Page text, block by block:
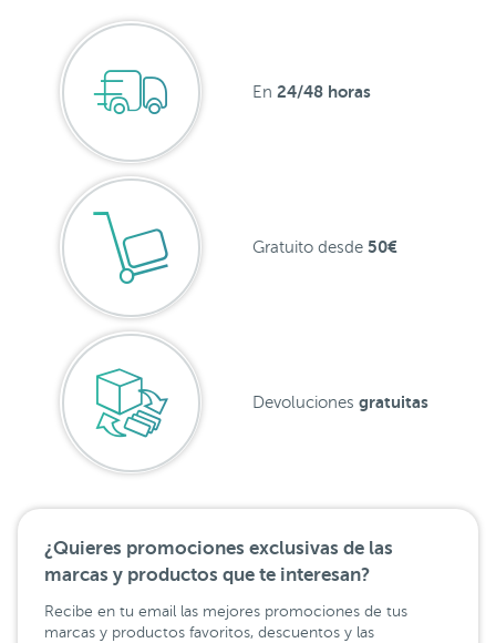
En 24/48 horas
Gratuito desde 50€
Devoluciones gratuitas
¿Quieres promociones exclusivas de las
marcas y productos que te interesan?
Recibe en tu email las mejores promociones de tus
marcas y productos favoritos, descuentos y las